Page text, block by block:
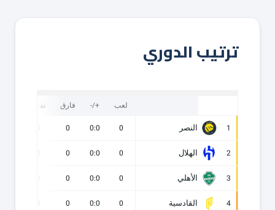
ترتيب الدوري
لعب +/- فارق نقاط
1 النصر 0
0:0
0
2 الهلال 0
0:0
0
3 الأهلي 0
0:0
0
4 القادسية 0
0:0
0